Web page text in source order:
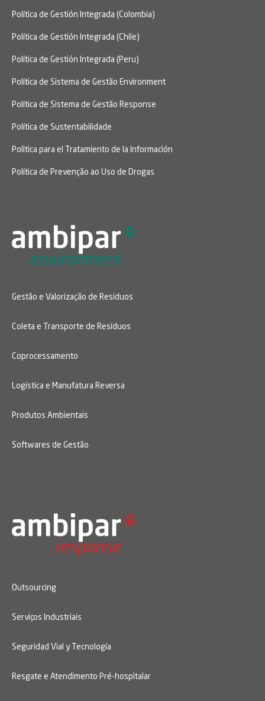
Política de Gestión Integrada (Colombia)
Política de Gestión Integrada (Chile)
Política de Gestión Integrada (Peru)
Política de Sistema de Gestão Environment
Política de Sistema de Gestão Response
Política de Sustentabilidade
Politica para el Tratamiento de la Información
Política de Prevenção ao Uso de Drogas
Gestão e Valorização de Resíduos
Coleta e Transporte de Resíduos
Coprocessamento
Logística e Manufatura Reversa
Produtos Ambientais
Softwares de Gestão
Outsourcing
Serviços Industriais
Seguridad Vial y Tecnología
Resgate e Atendimento Pré-hospitalar